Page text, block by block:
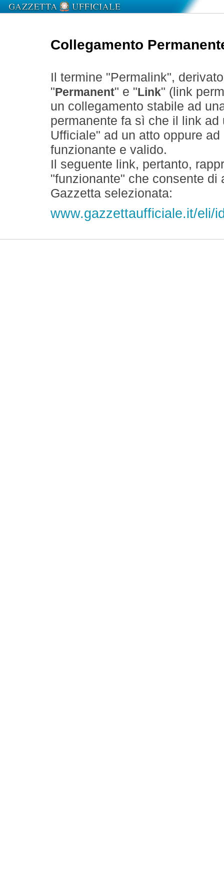
Collegamento
Il termine "Permalink",
" Permanent" e " Link" (link
un collegamento stabile ad
permanente fa sì che il link
Ufficiale" ad un atto oppure
funzionante e valido.
Il seguente link, pertanto,
"funzionante" che consente
Gazzetta selezionata:
www.gazzettaufficiale.it/eli/